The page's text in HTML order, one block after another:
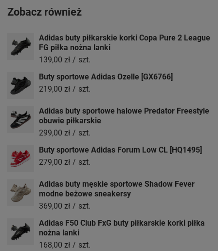
Zobacz również
Adidas buty piłkarskie korki Copa Pure 2 League
FG piłka nożna lanki
139,00 zł / szt.
Buty sportowe Adidas Ozelle [GX6766]
219,00 zł / szt.
Adidas buty sportowe halowe Predator Freestyle
obuwie piłkarskie
299,00 zł / szt.
Buty sportowe Adidas Forum Low CL [HQ1495]
279,00 zł / szt.
Adidas buty męskie sportowe Shadow Fever
modne beżowe sneakersy
369,00 zł / szt.
Adidas F50 Club FxG buty piłkarskie korki piłka
nożna lanki
168,00 zł / szt.